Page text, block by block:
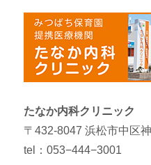
たなか内科クリニック
〒432-8047 浜松市中区
tel：053−444−3001